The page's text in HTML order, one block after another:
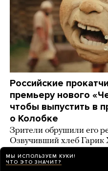
Российские
премьеру нового
чтобы выпустить в
о Колобке
Зрители обрушили его
Озвучивший хлеб Гарик
день назад
МЫ ИСПОЛЬЗУЕМ КУКИ!
ЧТО ЭТО ЗНАЧИТ?